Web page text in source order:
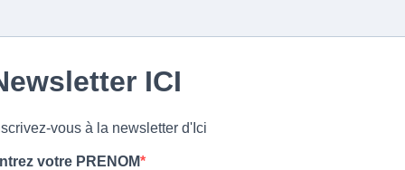
ICI
vous à la newsletter d'Ici
votre PRENOM